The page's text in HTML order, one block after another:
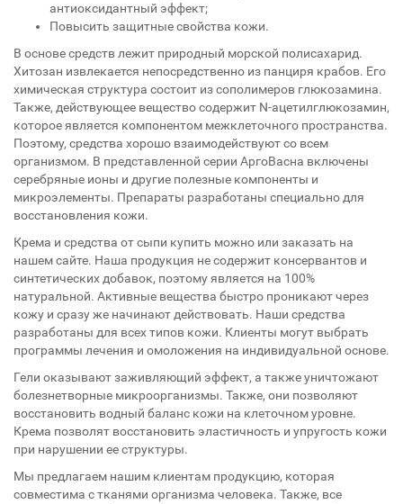
антиоксидантный эффект;
Повысить защитные свойства кожи.
В основе средств лежит природный морской полисахарид.
Хитозан извлекается непосредственно из панциря крабов. Его
химическая структура состоит из сополимеров глюкозамина.
Также, действующее вещество содержит N-ацетилглюкозамин,
которое является компонентом межклеточного пространства.
Поэтому, средства хорошо взаимодействуют со всем
организмом. В представленной серии АргоВасна включены
серебряные ионы и другие полезные компоненты и
микроэлементы. Препараты разработаны специально для
восстановления кожи.
Крема и средства от сыпи купить можно или заказать на
нашем сайте. Наша продукция не содержит консервантов и
синтетических добавок, поэтому является на 100%
натуральной. Активные вещества быстро проникают через
кожу и сразу же начинают действовать. Наши средства
разработаны для всех типов кожи. Клиенты могут выбрать
программы лечения и омоложения на индивидуальной основе.
Гели оказывают заживляющий эффект, а также уничтожают
болезнетворные микроорганизмы. Также, они позволяют
восстановить водный баланс кожи на клеточном уровне.
Крема позволят восстановить эластичность и упругость кожи
при нарушении ее структуры.
Мы предлагаем нашим клиентам продукцию, которая
совместима с тканями организма человека. Также, все